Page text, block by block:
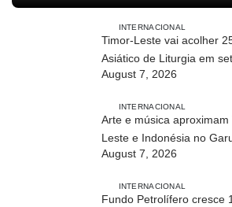
INTERNACIONAL
Timor-Leste vai acolher
Asiático de Liturgia em
August 7, 2026
INTERNACIONAL
Arte e música aproximam
Leste e Indonésia no
Crossborder Fest 2026
August 7, 2026
INTERNACIONAL
Fundo Petrolífero cresce